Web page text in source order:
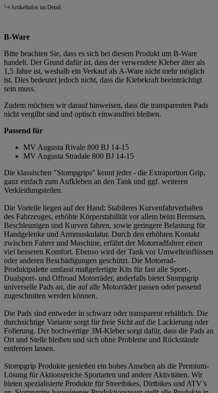
Artikelinfos im Detail
B-Ware
Bitte beachten Sie, dass es sich bei diesem Produkt um B-Ware
handelt. Der Grund dafür ist, dass der verwendete Kleber älter als
1,5 Jahre ist, weshalb ein Verkauf als A-Ware nicht mehr möglich
ist. Dies bedeutet jedoch nicht, dass die Klebekraft beeinträchtigt
sein muss.
Zudem möchten wir darauf hinweisen, dass die transparenten Pads
nicht vergilbt sind und optisch einwandfrei bleiben.
Passend für
MV Augusta Rivale 800 BJ 14-15
MV Augusta Stradale 800 BJ 14-15
Die klassischen "Stompgrips" kennt jeder - die Extraportion Grip,
ganz einfach zum Aufkleben an den Tank und ggf. weiteren
Verkleidungsteilen.
Die Vorteile liegen auf der Hand: Stabileres Kurvenfahrverhalten
des Fahrzeuges, erhöhte Körperstabilität vor allem beim Bremsen,
Beschleunigen und Kurven fahren, sowie geringere Belastung für
Handgelenke und Armmuskulatur. Durch den erhöhten Kontakt
zwischen Fahrer und Maschine, erfährt der Motorradfahrer einen
viel besseren Komfort. Ebenso wird der Tank vor Umwelteinflüssen
oder anderen Beschädigungen geschützt. Die Motorrad-
Produktpalette umfasst maßgefertigte Kits für fast alle Sport-,
Dualsport- und Offroad Motorräder, anderfalls bietet Stompgrip
universelle Pads an, die auf alle Motorräder passen oder passend
zugeschnitten werden können.
Die Pads sind entweder in schwarz oder transparent erhältlich. Die
durchsichtige Variante sorgt für freie Sicht auf die Lackierung oder
Folierung. Der hochwertige 3M-Kleber sorgt dafür, dass die Pads an
Ort und Stelle bleiben und sich ohne Probleme und Rückstände
entfernen lassen.
Stompgrip Produkte genießen ein hohes Ansehen als die Premium-
Lösung für Aktionsreiche Sportarten und andere Aktivitäten. Wir
bieten spezialisierte Produkte für Streetbikes, Dirtbikes und ATV’s